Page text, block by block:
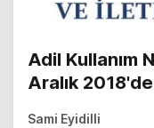
Adil Kullanım
Aralık 2018'de
Sami Eyidilli